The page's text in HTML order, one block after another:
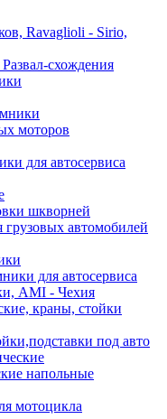
Ravaglioli - Sirio,
схождения
моторов
для автосервиса
шкворней
автомобилей
для автосервиса
АМІ - Чехия
краны, стойки
под авто
напольные
мотоцикла